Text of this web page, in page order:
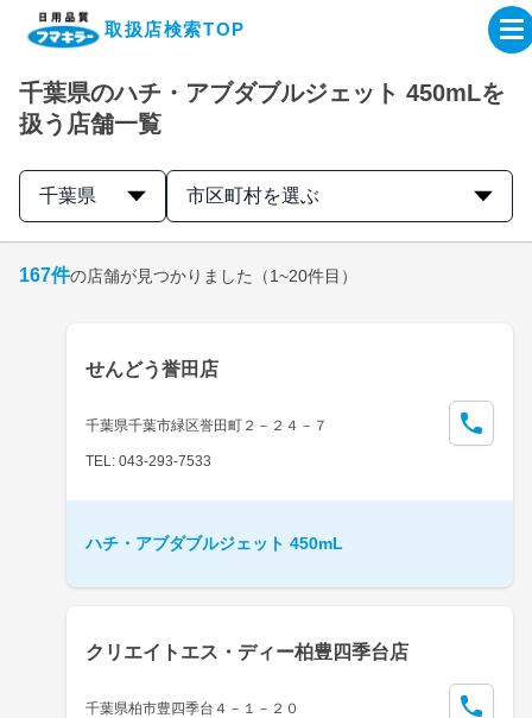
取扱店検索TOP
企業・IR情報サイト
製品情報サイト
取扱店検索はこちら
千葉県のハチ・アブダブルジェット 450mLを
扱う店舗一覧
千葉県 市区町村を選ぶ
167件の店舗が見つかりました （1~20件目）
せんどう誉田店
千葉県千葉市緑区誉田町２－２４－７
TEL: 043-293-7533
ハチ・アブダブルジェット 450mL
クリエイトエス・ディー柏豊四季台店
千葉県柏市豊四季台４－１－２０